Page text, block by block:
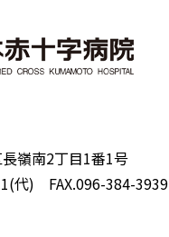
嶺南2丁目1番1号
代) FAX.096-384-3939